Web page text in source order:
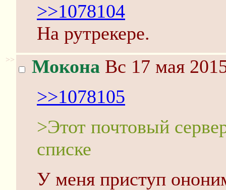
>>1078104
На рутрекере.
>> Мокона Вс 17 мая
>>1078105
>Этот почтовый
списке
У меня приступ